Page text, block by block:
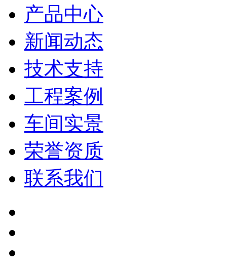
产品中心
新闻动态
技术支持
工程案例
车间实景
荣誉资质
联系我们